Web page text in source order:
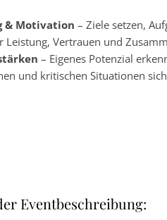
& Motivation – Ziele setzen,
Vertrauen und
– Eigenes Potenzial
und kritischen Situationen
Eventbeschreibung: